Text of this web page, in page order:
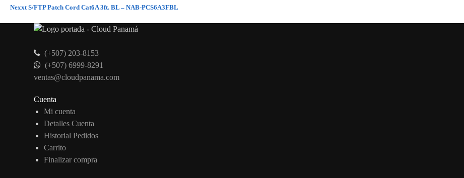
Nexxt S/FTP Patch Cord Cat6A 3ft. BL – NAB-PCS6A3FBL
(+507) 203-8153
(+507) 6999-8291
ventas@cloudpanama.com
Cuenta
Mi cuenta
Detalles Cuenta
Historial Pedidos
Carrito
Finalizar compra